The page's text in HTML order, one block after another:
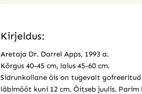
Kirjeldus:
Aretaja Dr. Darrel Apps, 1993 a.
Kõrgus 40-45 cm, laius 45-60 cm.
Sidrunkollane õis on tugevalt
läbimõõt kuni 12 cm. Õitseb juulis.